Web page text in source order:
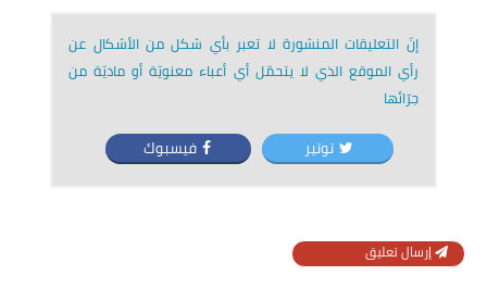
إنّ التعليقات المنشورة لا تعبر بأي شكل من الأشكال عن
رأي الموقع الذي لا يتحمّل أي أعباء معنويّة أو ماديّة من
جرّائها
توتير فيسبوك
إرسال تعليق